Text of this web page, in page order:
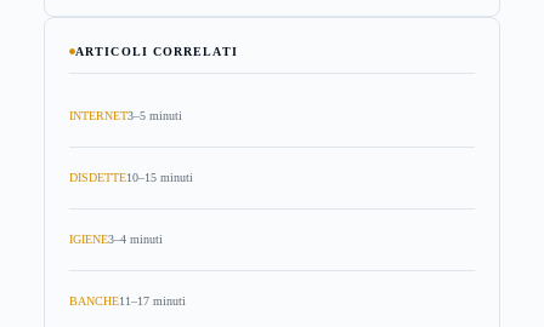
ARTICOLI CORRELATI
INTERNET3–5 minuti
DISDETTE10–15 minuti
IGIENE3–4 minuti
BANCHE11–17 minuti